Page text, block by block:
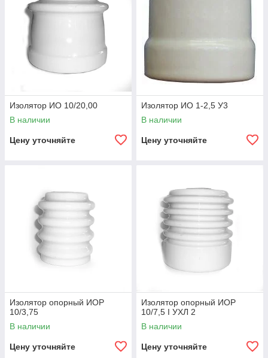
Изолятор ИО 10/20,00
В наличии
Цену уточняйте
Изолятор ИО 1-2,5 У3
В наличии
Цену уточняйте
Изолятор опорный ИОР
10/3,75
В наличии
Цену уточняйте
Изолятор опорный ИОР
10/7,5 I УХЛ 2
В наличии
Цену уточняйте